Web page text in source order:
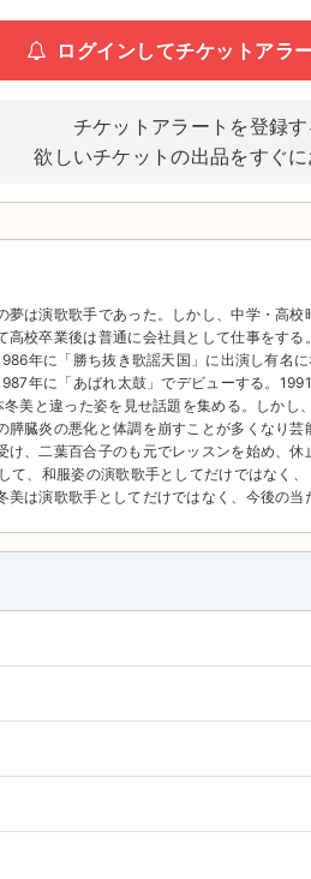
ログインしてチケットアラ
チケットアラートを登録す
欲しいチケットの出品をすぐ
夢は演歌歌手であった。しかし、中学・高
高校卒業後は普通に会社員として仕事をす
年に「勝ち抜き歌謡天国」に出演し有名
年に「あばれ太鼓」でデビューする。
冬美と違った姿を見せ話題を集める。しか
膵臓炎の悪化と体調を崩すことが多くなり
け、二葉百合子のも元でレッスンを始め、
て、和服姿の演歌歌手としてだけではなく
は演歌歌手としてだけではなく、今後の当